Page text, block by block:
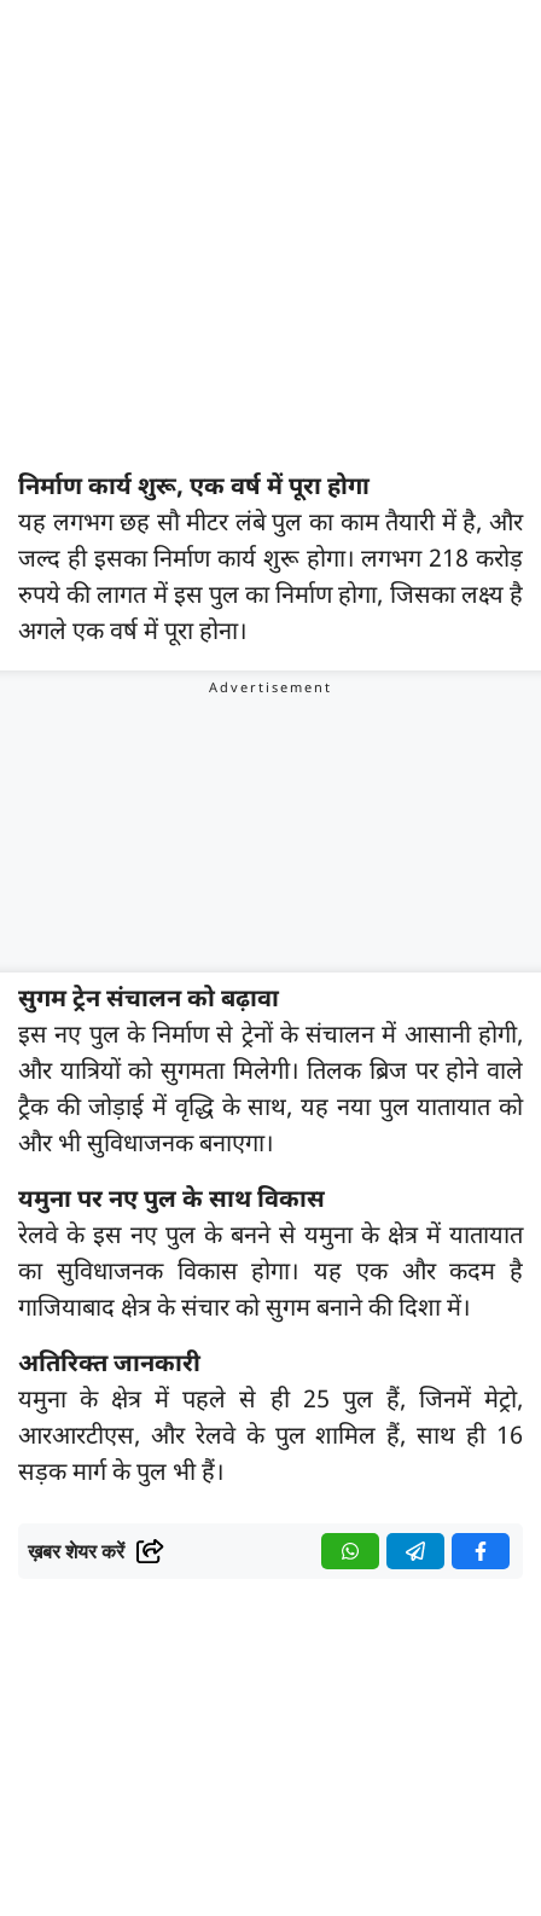
निर्माण कार्य शुरू, एक वर्ष में पूरा होगा
यह लगभग छह सौ मीटर लंबे पुल का काम तैयारी में है, और
जल्द ही इसका निर्माण कार्य शुरू होगा। लगभग 218 करोड़
रुपये की लागत में इस पुल का निर्माण होगा, जिसका लक्ष्य है
अगले एक वर्ष में पूरा होना।
सुगम ट्रेन संचालन को बढ़ावा
इस नए पुल के निर्माण से ट्रेनों के संचालन में आसानी होगी,
और यात्रियों को सुगमता मिलेगी। तिलक ब्रिज पर होने वाले
ट्रैक की जोड़ाई में वृद्धि के साथ, यह नया पुल यातायात को
और भी सुविधाजनक बनाएगा।
यमुना पर नए पुल के साथ विकास
रेलवे के इस नए पुल के बनने से यमुना के क्षेत्र में यातायात
का सुविधाजनक विकास होगा। यह एक और कदम है
गाजियाबाद क्षेत्र के संचार को सुगम बनाने की दिशा में।
अतिरिक्त जानकारी
यमुना के क्षेत्र में पहले से ही 25 पुल हैं, जिनमें मेट्रो,
आरआरटीएस, और रेलवे के पुल शामिल हैं, साथ ही 16
सड़क मार्ग के पुल भी हैं।
ख़बर शेयर करें